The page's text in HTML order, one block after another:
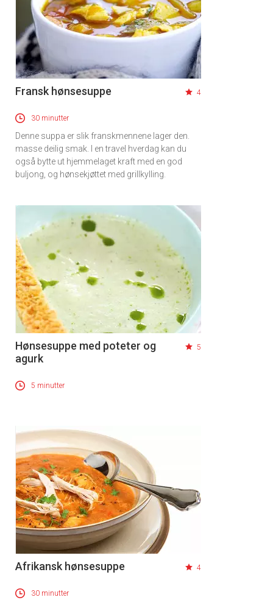
Fransk hønsesuppe 4
30 minutter
Denne suppa er slik franskmennene lager den.
masse deilig smak. I en travel hverdag kan du
også bytte ut hjemmelaget kraft med en god
buljong, og hønsekjøttet med grillkylling.
Hønsesuppe med poteter og
agurk
5
5 minutter
Afrikansk hønsesuppe 4
30 minutter